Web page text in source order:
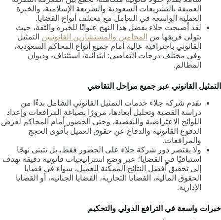
العميقة بالتشريعات السعودية والشريعة الإسلامية، والخبرة
العملية الواسعة في التعامل مع مختلف أنواع القضايا.
لقد أصبحت جلاء بفضل هذا النهج عنوانًا للخبرة والثقة، حيث
يتولى فريقها من المحامين والمستشارين القانونيين التمثيل
القانوني باحترافية عالية أمام جميع أنواع المحاكم السعودية،
وفي مختلف درجات التقاضي: ابتدائية، استئناف، وديوان
المظالم.
التمثيل القانوني عبر جميع مراحل التقاضي
تقدم شركة جلاء خدمات التمثيل القانوني الشامل بدءًا من
دراسة القضية وتحليل أبعادها، مرورًا بصياغة المرافعات وإعداد
اللوائح الاعتراضية والنقضية، وحتى الحضور أمام المحاكم لعرض
الدفوع القانونية والدفاع عن حقوق العميل بأقوى الحجج
والمرافعات.
ولا يقتصر دور شركة جلاء على الحضور فقط، بل تتبنى نهجًا
استباقيًا في القضايا؛ عبر وضع استراتيجيات قانونية دقيقة تهدف
إلى تحقيق أفضل النتائج الممكنة للعميل، سواء في قضايا
الحقوق المالية، القضايا التجارية، القضايا الجنائية، أو القضايا
الإدارية.
خبرات واسعة في الترافع الدولي والتحكيم